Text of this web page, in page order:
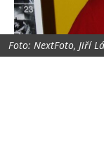
Foto: NextFoto, Jiří